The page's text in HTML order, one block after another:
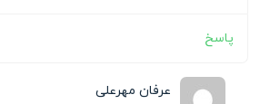
پاسخ
عرفان مهرعلی